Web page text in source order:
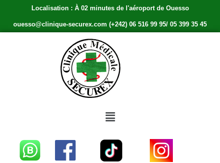
Localisation : À 02 minutes de l'aéroport de Ouesso
ouesso@clinique-securex.com (+242) 06 516 99 95/ 05 399 35 45